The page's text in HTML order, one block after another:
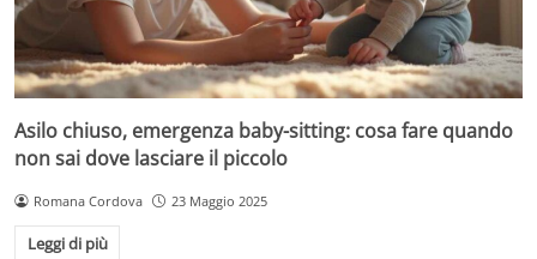
Asilo chiuso, emergenza baby-sitting: cosa fare quando
non sai dove lasciare il piccolo
Romana Cordova 23 Maggio 2025
Leggi di più